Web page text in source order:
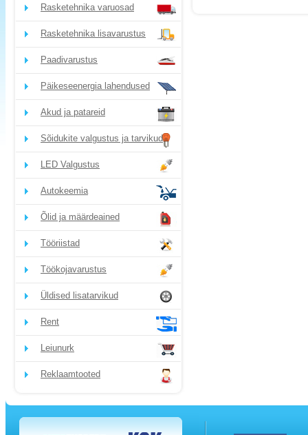
Rasketehnika varuosad
Rasketehnika lisavarustus
Paadivarustus
Päikeseenergia lahendused
Akud ja patareid
Sõidukite valgustus ja tarvikud
LED Valgustus
Autokeemia
Õlid ja määrdeained
Tööriistad
Töökojavarustus
Üldised lisatarvikud
Rent
Leiunurk
Reklaamtooted